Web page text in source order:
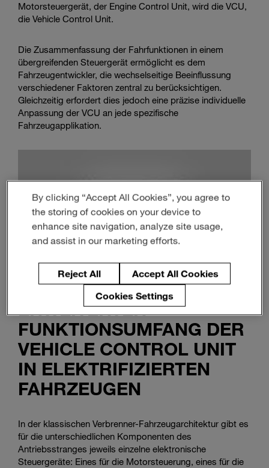
Motorsteuergerät, der Engine Control Unit, wird die VCU,
die Vehicle Control Unit.
Die Zusammenfassung der Fahrfunktionen in einem
übergreifenden Steuergerät ermöglicht es dem
Fahrzeugentwickler, die wechselseitige Beeinflussung
verschiedener Faktoren zentral zu berücksichtigen.
Gleichzeitig erfordert dies jedoch eine präzise individuelle
Anpassung der VCU an jede spezifische
Fahrzeugapplikation.
ERWEITERTER
FUNKTIONSUMFANG DER
VEHICLE CONTROL UNIT
IN ELEKTRIFIZIERTEN
FAHRZEUGEN
In der klassischen Verbrenner-Fahrzeugarchitektur gibt es
für die unterschiedlichen Komponenten des
Antriebsstranges jeweils einzelne elektronische
Steuergeräte: Eines für die Motorsteuerung, eines für die
By clicking “Accept All Cookies”, you agree to
the storing of cookies on your device to
enhance site navigation, analyze site usage,
and assist in our marketing efforts.
Reject All
Accept All Cookies
Cookies Settings